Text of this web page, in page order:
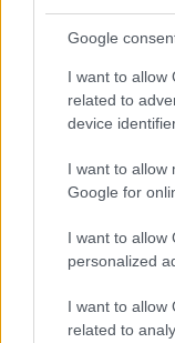
Google
I want to allow
related to
device
I want to allow
Google for
I want to allow
personalized
I want to allow
related to